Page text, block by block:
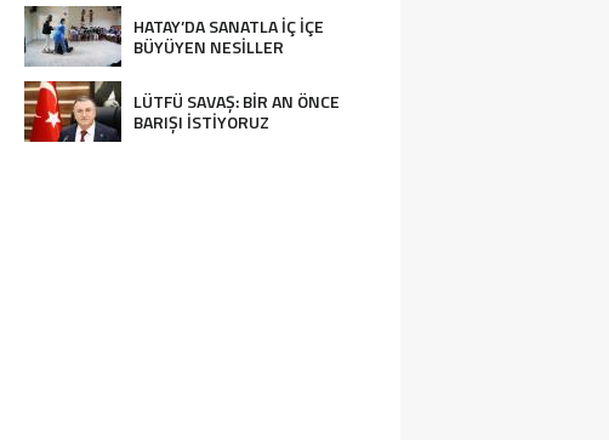
HATAY’DA SANATLA İÇ İÇE
BÜYÜYEN NESİLLER
LÜTFÜ SAVAŞ: BİR AN ÖNCE
BARIŞI İSTİYORUZ